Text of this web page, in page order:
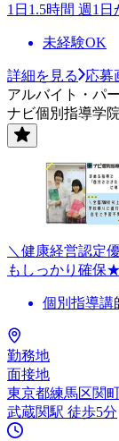
1日1.5時間 週1日
未経験OK
詳細を見る
応募
アルバイト・パ
ナビ個別指導学
＼健康経営認定
もしっかり確保
個別指導講
勤務地
面接地
東京都練馬区関
武蔵関駅 徒歩5分